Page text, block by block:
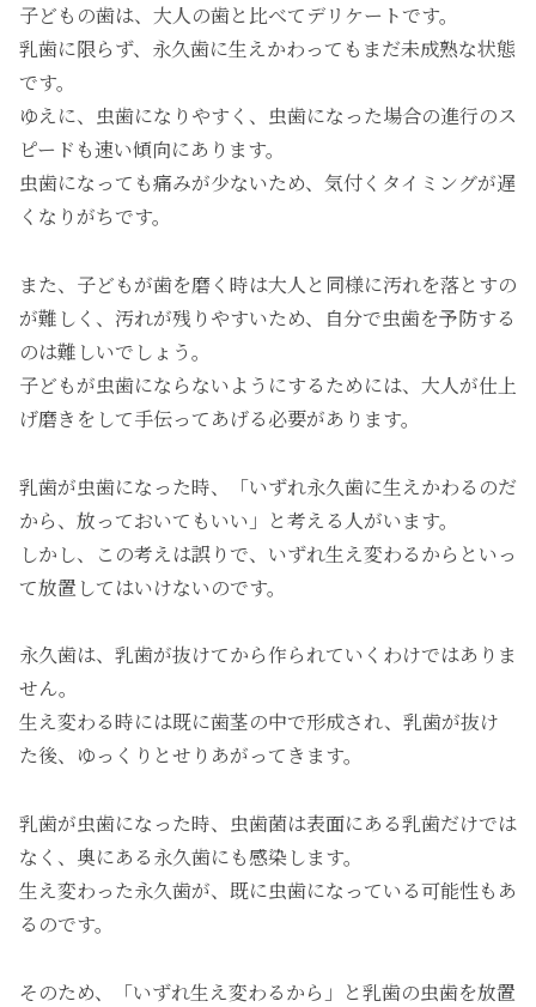
子どもの歯は、大人の歯と比べてデリケートです。
乳歯に限らず、永久歯に生えかわってもまだ未成熟な状態
です。
ゆえに、虫歯になりやすく、虫歯になった場合の進行のス
ピードも速い傾向にあります。
虫歯になっても痛みが少ないため、気付くタイミングが遅
くなりがちです。
また、子どもが歯を磨く時は大人と同様に汚れを落とすの
が難しく、汚れが残りやすいため、自分で虫歯を予防する
のは難しいでしょう。
子どもが虫歯にならないようにするためには、大人が仕上
げ磨きをして手伝ってあげる必要があります。
乳歯が虫歯になった時、「いずれ永久歯に生えかわるのだ
から、放っておいてもいい」と考える人がいます。
しかし、この考えは誤りで、いずれ生え変わるからといっ
て放置してはいけないのです。
永久歯は、乳歯が抜けてから作られていくわけではありま
せん。
生え変わる時には既に歯茎の中で形成され、乳歯が抜け
た後、ゆっくりとせりあがってきます。
乳歯が虫歯になった時、虫歯菌は表面にある乳歯だけでは
なく、奥にある永久歯にも感染します。
生え変わった永久歯が、既に虫歯になっている可能性もあ
るのです。
そのため、「いずれ生え変わるから」と乳歯の虫歯を放置